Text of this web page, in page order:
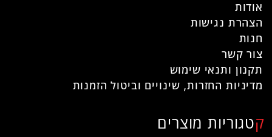
אודות
הצהרת נגישות
חנות
צור קשר
תקנון ותנאי שימוש
מדיניות החזרות, שינויים וביטול הזמנות
קטגוריות מוצרים